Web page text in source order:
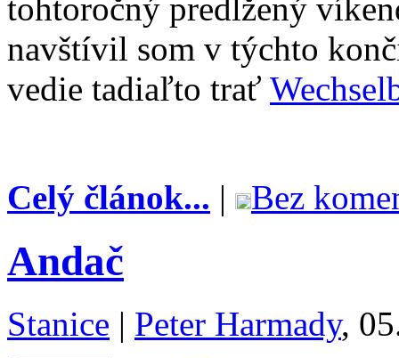
tohtoročný predĺžený
navštívil som v týchto
vedie tadiaľto trať
Celý článok... | Bez
Andač
Stanice | Peter Harmady,